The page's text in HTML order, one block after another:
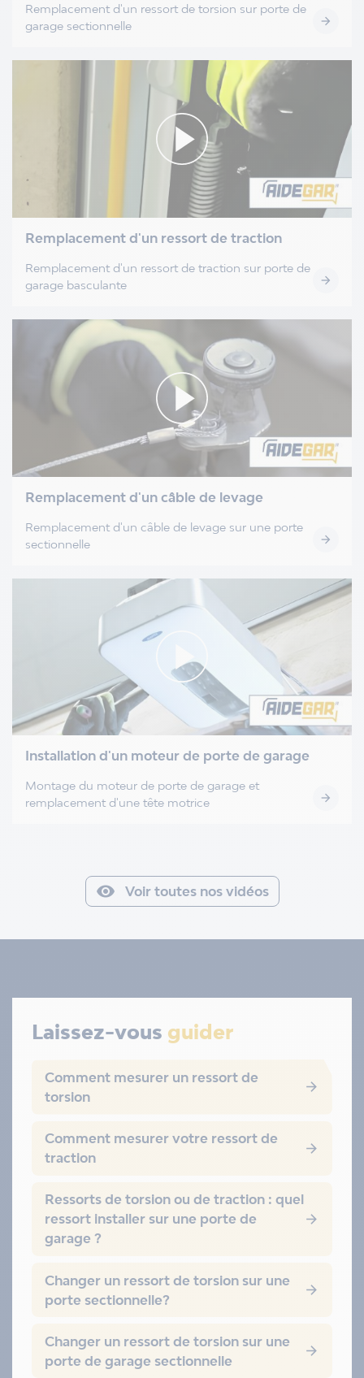
Remplacement d'un ressort de torsion sur porte de
garage sectionnelle

Remplacement d'un ressort de traction
Remplacement d'un ressort de traction sur porte de
garage basculante

Remplacement d'un câble de levage
Remplacement d'un câble de levage sur une porte
sectionnelle

Installation d'un moteur de porte de garage
Montage du moteur de porte de garage et
remplacement d'une tête motrice

 Voir toutes nos vidéos
Laissez-vous guider
Comment mesurer un ressort de
torsion

Comment mesurer votre ressort de
traction

Ressorts de torsion ou de traction : quel
ressort installer sur une porte de
garage ?

Changer un ressort de torsion sur une
porte sectionnelle?

Changer un ressort de torsion sur une
porte de garage sectionnelle
